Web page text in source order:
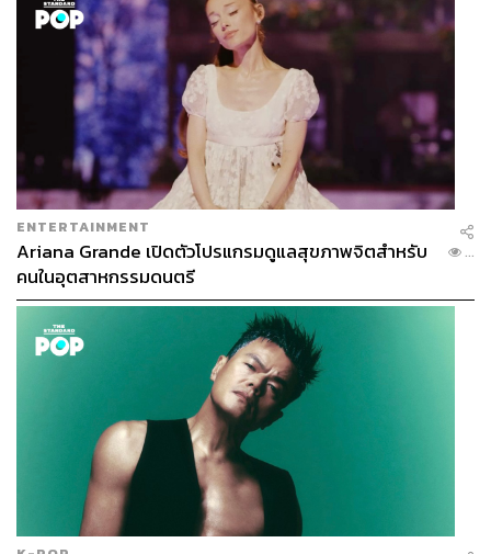
ENTERTAINMENT
Ariana Grande เปิดตัวโปรแกรมดูแลสุขภาพจิตสำหรับ
คนในอุตสาหกรรมดนตรี
...